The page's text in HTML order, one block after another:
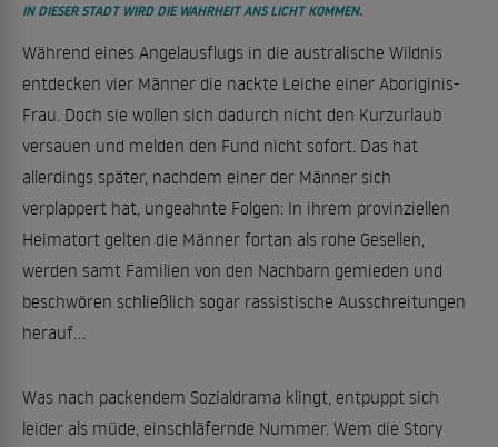
IN DIESER STADT WIRD DIE WAHRHEIT ANS LICHT KOMMEN.
Während eines Angelausflugs in die australische Wildnis
entdecken vier Männer die nackte Leiche einer Aboriginis-
Frau. Doch sie wollen sich dadurch nicht den Kurzurlaub
versauen und melden den Fund nicht sofort. Das hat
allerdings später, nachdem einer der Männer sich
verplappert hat, ungeahnte Folgen: In ihrem provinziellen
Heimatort gelten die Männer fortan als rohe Gesellen,
werden samt Familien von den Nachbarn gemieden und
beschwören schließlich sogar rassistische Ausschreitungen
herauf...
Was nach packendem Sozialdrama klingt, entpuppt sich
leider als müde, einschläfernde Nummer. Wem die Story